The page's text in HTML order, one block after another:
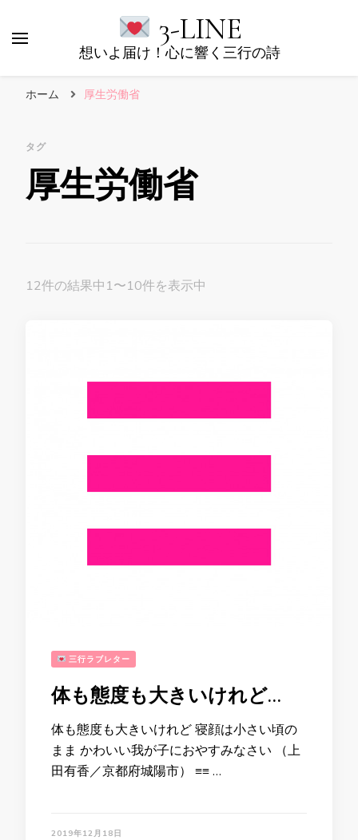
3-LINE
想いよ届け！心に響く三行の詩
ホーム 厚生労働省
タグ
厚生労働省
12件の結果中1〜10件を表示中
三行ラブレター
体も態度も大きいけれど…
体も態度も大きいけれど 寝顔は小さい頃の
まま かわいい我が子におやすみなさい （上
田有香／京都府城陽市） ≡≡ …
2019年12月18日